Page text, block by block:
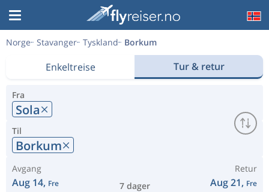
Norge Stavanger Tyskland Borkum
Enkeltreise Tur & retur
Fra
Sola
Til
Borkum
Avgang
Aug 14, Fre 7 dager
Retur
Aug 21, Fre